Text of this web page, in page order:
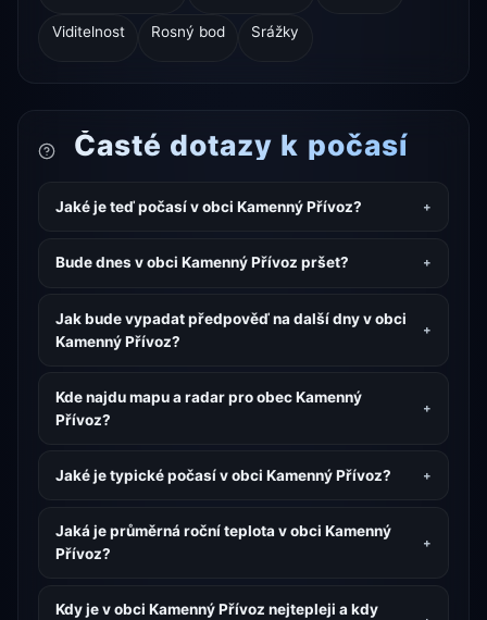
Viditelnost Rosný bod Srážky
Časté dotazy k počasí
Jaké je teď počasí v obci Kamenný Přívoz?
Bude dnes v obci Kamenný Přívoz pršet?
Jak bude vypadat předpověď na další dny v obci
Kamenný Přívoz?
Kde najdu mapu a radar pro obec Kamenný
Přívoz?
Jaké je typické počasí v obci Kamenný Přívoz?
Jaká je průměrná roční teplota v obci Kamenný
Přívoz?
Kdy je v obci Kamenný Přívoz nejtepleji a kdy